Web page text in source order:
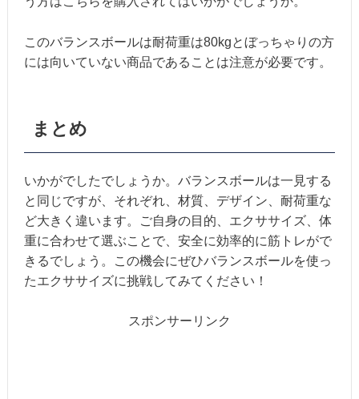
このバランスボールは耐荷重は80kgとぼっちゃりの方
には向いていない商品であることは注意が必要です。
まとめ
いかがでしたでしょうか。バランスボールは一見する
と同じですが、それぞれ、材質、デザイン、耐荷重な
ど大きく違います。ご自身の目的、エクササイズ、体
重に合わせて選ぶことで、安全に効率的に筋トレがで
きるでしょう。この機会にぜひバランスボールを使っ
たエクササイズに挑戦してみてください！
スポンサーリンク